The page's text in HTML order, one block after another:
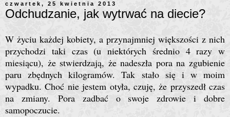
czwartek, 25 kwietnia 2013
Odchudzanie, jak wytrwać na diecie?
W życiu każdej kobiety, a przynajmniej większości z nich
przychodzi taki czas (u niektórych średnio 4 razy w
miesiącu), że stwierdzają, że nadeszła pora na zgubienie
paru zbędnych kilogramów. Tak stało się i w moim
wypadku. Choć nie jestem otyła, czuję, że przyszedł czas
na zmiany. Pora zadbać o swoje zdrowie i dobre
samopoczucie.